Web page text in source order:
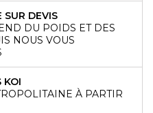
SUR DEVIS
DU POIDS ET DES
NOUS VOUS
KOI
À PARTIR